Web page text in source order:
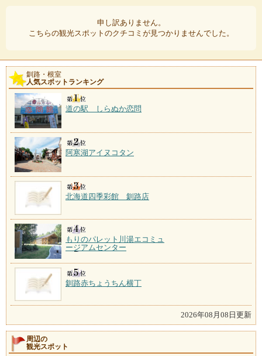
申し訳ありません。
こちらの観光スポットのクチコミが見つかりませんでした。
釧路・根室
人気スポットランキング
道の駅 しらぬか恋問
阿寒湖アイヌコタン
北海道四季彩館 釧路店
もりのパレット川湯エコミュ
ージアムセンター
釧路赤ちょうちん横丁
2026年08月08日更新
周辺の
観光スポット